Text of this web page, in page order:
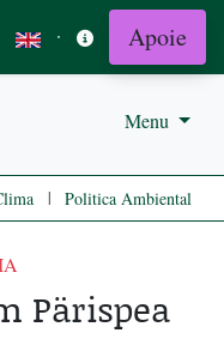
· Apoie
Menu
| Politica Ambiental
Pärispea